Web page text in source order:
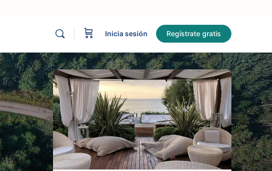
Inicia sesión Regístrate gratis